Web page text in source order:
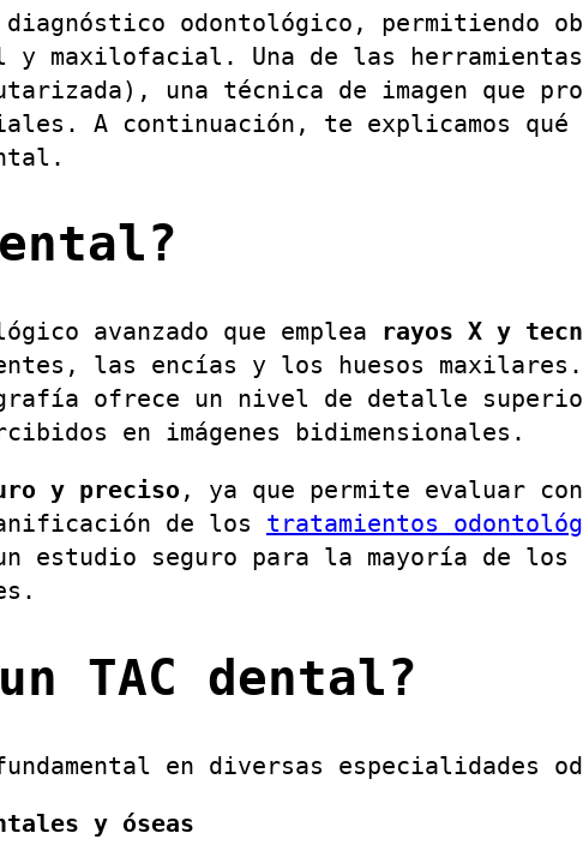
odontológico, permitiendo
maxilofacial. Una de las herramientas
una técnica de imagen que
A continuación, te explicamos
avanzado que emplea rayos X y
las encías y los huesos
ofrece un nivel de detalle
en imágenes bidimensionales.
y preciso , ya que permite evaluar
de los tratamientos
estudio seguro para la mayoría de los
TAC dental?
en diversas especialidades
y óseas